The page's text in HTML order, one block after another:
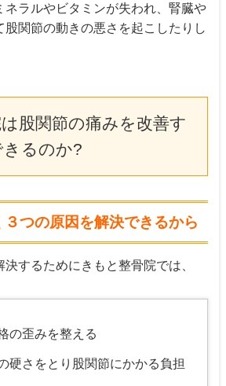
ネラルやビタミンが失われ、腎臓や
股関節の動きの悪さを起こしたりし
股関節の痛みを改善す
るのか?
つの原因を解決できるから
するためにきもと整骨院では、
の歪みを整える
硬さをとり股関節にかかる負担